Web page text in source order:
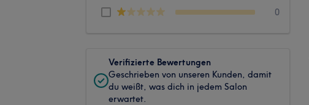
0
Verifizierte Bewertungen
Geschrieben von unseren Kunden, damit
du weißt, was dich in jedem Salon
erwartet.